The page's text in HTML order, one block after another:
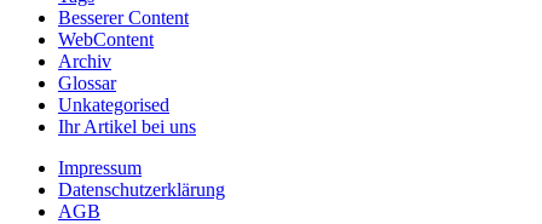
Besserer Content
WebContent
Archiv
Glossar
Unkategorised
Ihr Artikel bei uns
Impressum
Datenschutzerklärung
AGB